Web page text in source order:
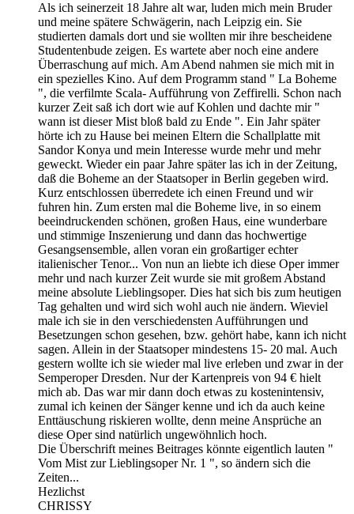
Als ich seinerzeit 18 Jahre alt war, luden mich mein Bruder
und meine spätere Schwägerin, nach Leipzig ein. Sie
studierten damals dort und sie wollten mir ihre bescheidene
Studentenbude zeigen. Es wartete aber noch eine andere
Überraschung auf mich. Am Abend nahmen sie mich mit in
ein spezielles Kino. Auf dem Programm stand " La Boheme
", die verfilmte Scala- Aufführung von Zeffirelli. Schon nach
kurzer Zeit saß ich dort wie auf Kohlen und dachte mir "
wann ist dieser Mist bloß bald zu Ende ". Ein Jahr später
hörte ich zu Hause bei meinen Eltern die Schallplatte mit
Sandor Konya und mein Interesse wurde mehr und mehr
geweckt. Wieder ein paar Jahre später las ich in der Zeitung,
daß die Boheme an der Staatsoper in Berlin gegeben wird.
Kurz entschlossen überredete ich einen Freund und wir
fuhren hin. Zum ersten mal die Boheme live, in so einem
beeindruckenden schönen, großen Haus, eine wunderbare
und stimmige Inszenierung und dann das hochwertige
Gesangsensemble, allen voran ein großartiger echter
italienischer Tenor... Von nun an liebte ich diese Oper immer
mehr und nach kurzer Zeit wurde sie mit großem Abstand
meine absolute Lieblingsoper. Dies hat sich bis zum heutigen
Tag gehalten und wird sich wohl auch nie ändern. Wieviel
male ich sie in den verschiedensten Aufführungen und
Besetzungen schon gesehen, bzw. gehört habe, kann ich nicht
sagen. Allein in der Staatsoper mindestens 15- 20 mal. Auch
gestern wollte ich sie wieder mal live erleben und zwar in der
Semperoper Dresden. Nur der Kartenpreis von 94 € hielt
mich ab. Das war mir dann doch etwas zu kostenintensiv,
zumal ich keinen der Sänger kenne und ich da auch keine
Enttäuschung riskieren wollte, denn meine Ansprüche an
diese Oper sind natürlich ungewöhnlich hoch.
Die Überschrift meines Beitrages könnte eigentlich lauten "
Vom Mist zur Lieblingsoper Nr. 1 ", so ändern sich die
Zeiten...
Hezlichst
CHRISSY